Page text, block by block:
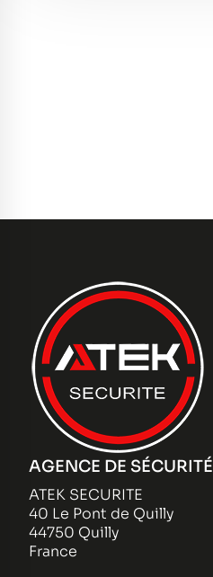
AGENCE DE SÉCURITÉ
ATEK SECURITE
40 Le Pont de Quilly
44750 Quilly
France